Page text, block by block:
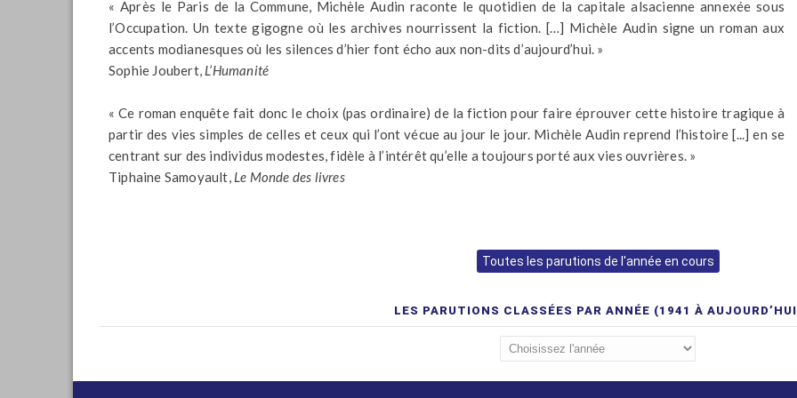
« Après le Paris de la Commune, Michèle Audin raconte le quotidien de la capitale alsacienne annexée sous
l’Occupation. Un texte gigogne où les archives nourrissent la fiction. […] Michèle Audin signe un roman aux
accents modianesques où les silences d’hier font écho aux non-dits d’aujourd’hui. »
Sophie Joubert, L’Humanité
« Ce roman enquête fait donc le choix (pas ordinaire) de la fiction pour faire éprouver cette histoire tragique à
partir des vies simples de celles et ceux qui l’ont vécue au jour le jour. Michèle Audin reprend l’histoire [...] en se
centrant sur des individus modestes, fidèle à l’intérêt qu’elle a toujours porté aux vies ouvrières. »
Tiphaine Samoyault, Le Monde des livres
Toutes les parutions de l'année en cours
LES PARUTIONS CLASSÉES PAR ANNÉE (1941 À